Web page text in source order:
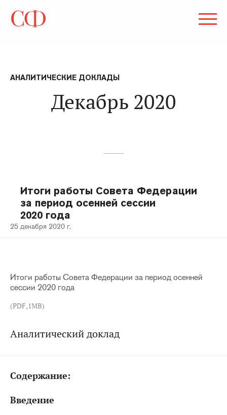
АНАЛИТИЧЕСКИЕ ДОКЛАДЫ
Декабрь 2020
Итоги работы Совета Федерации
за период осенней сессии
2020 года
25 декабря 2020 г.
Итоги работы Совета Федерации за период осенней
сессии 2020 года
(PDF,1MB)
Аналитический доклад
Содержание:
Введение